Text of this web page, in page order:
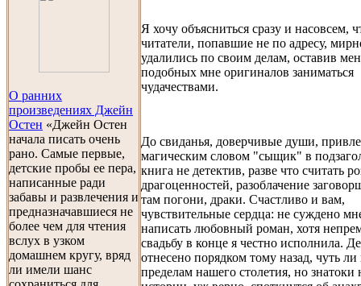
О ранних
произведениях Джейн
Остен «Джейн Остен
начала писать очень
рано. Самые первые,
детские пробы ее пера,
написанные ради
забавы и развлечения и
предназначавшиеся не
более чем для чтения
вслух в узком
домашнем кругу, вряд
ли имели шанс
Я хочу объясниться сразу и насовсем,
читатели, попавшие не по адресу,
удалились по своим делам, оставив
подобных мне оригиналов заниматься
чудачествами.
До свиданья, доверчивые души,
магическим словом "сыщик" в
книга не детектив, разве что считать
драгоценностей, разоблачение
там погони, драки. Счастливо и вам,
чувствительные сердца: не суждено
написать любовный роман, хотя
свадьбу в конце я честно исполнила.
отнесено порядком тому назад, чуть ли
пределам нашего столетия, но знатоки